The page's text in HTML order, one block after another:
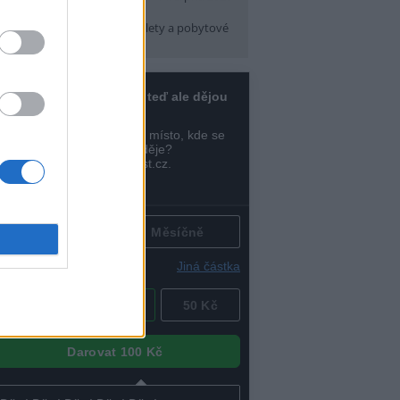
Farma CityCamp
(Tábory, výlety a pobytové
Praha 10 )